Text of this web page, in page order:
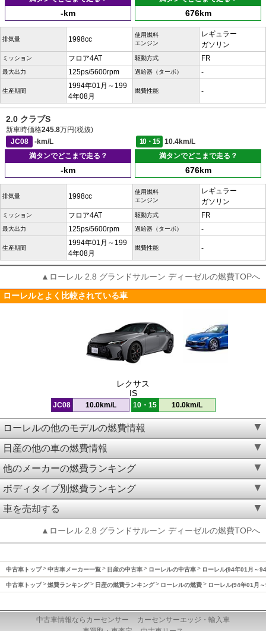
-km 676km
排気量 1998cc
使用燃料
エンジン
レギュラー
ガソリン
ミッション フロア4AT 駆動方式 FR
最大出力 125ps/5600rpm 過給器（ターボ） -
生産期間
1994年01月～199
4年08月
燃費性能 -
2.0 クラブS
新車時価格245.8万円(税抜)
JC08
-km/L 10・15
10.4km/L
満タンでどこまで走る？
-km
満タンでどこまで走る？
676km
排気量 1998cc
使用燃料
エンジン
レギュラー
ガソリン
ミッション フロア4AT 駆動方式 FR
最大出力 125ps/5600rpm 過給器（ターボ） -
生産期間
1994年01月～199
4年08月
燃費性能 -
▲ローレル 2.8 グランドサルーン ディーゼルの燃費TOPへ
ローレルとよく比較されている車
レクサス
IS
JC08 10.0km/L 10・15 10.0km/L
ローレルの他のモデルの燃費情報
日産の他の車の燃費情報
他のメーカーの燃費ランキング
ボディタイプ別燃費ランキング
車を売却する
▲ローレル 2.8 グランドサルーン ディーゼルの燃費TOPへ
中古車トップ 中古車メーカー一覧 日産の中古車 ローレルの中古車 ローレル(94年01月～
中古車トップ 燃費ランキング 日産の燃費ランキング ローレルの燃費 ローレル(94年01月
中古車情報ならカーセンサー
カーセンサーエッジ・輸入車